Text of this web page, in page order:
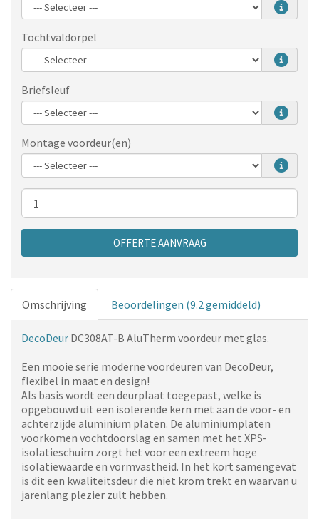
Tochtvaldorpel
Briefsleuf
Montage voordeur(en)
Aantal
OFFERTE AANVRAAG
Omschrijving Beoordelingen (9.2 gemiddeld)
DecoDeur DC308AT-B AluTherm voordeur met glas.
Een mooie serie moderne voordeuren van DecoDeur,
flexibel in maat en design!
Als basis wordt een deurplaat toegepast, welke is
opgebouwd uit een isolerende kern met aan de voor- en
achterzijde aluminium platen. De aluminiumplaten
voorkomen vochtdoorslag en samen met het XPS-
isolatieschuim zorgt het voor een extreem hoge
isolatiewaarde en vormvastheid. In het kort samengevat
is dit een kwaliteitsdeur die niet krom trekt en waarvan u
jarenlang plezier zult hebben.